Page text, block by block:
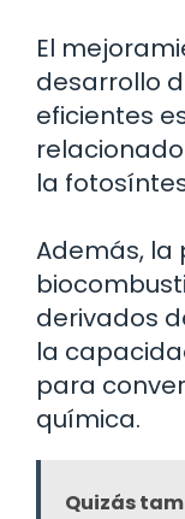
El
desarrollo
eficientes
la
Además, la
derivados
la
para
química.
Quizás